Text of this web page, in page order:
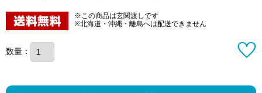
※この商品は玄関渡しです
※北海道・沖縄・離島へは配送できません
数量：